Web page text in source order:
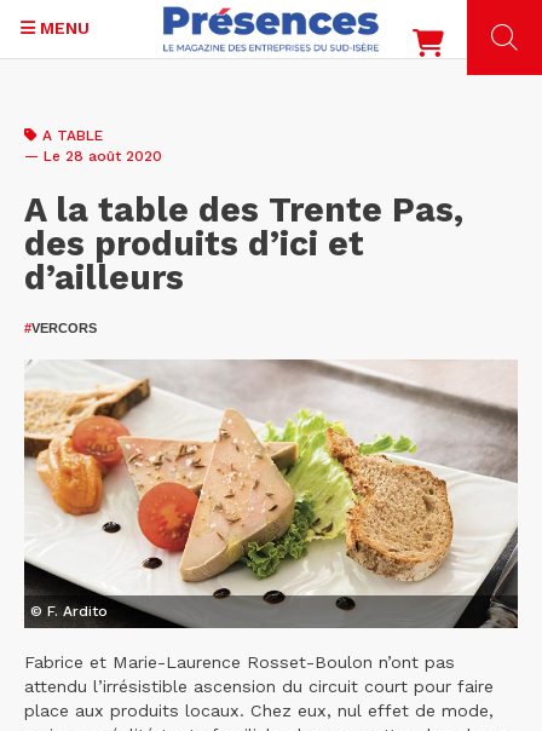
contenu
MENU
A TABLE
— Le 28 août 2020
A la table des Trente Pas,
des produits d’ici et
d’ailleurs
#VERCORS
© F. Ardito
Fabrice et Marie-Laurence Rosset-Boulon n’ont pas
attendu l’irrésistible ascension du circuit court pour faire
place aux produits locaux. Chez eux, nul effet de mode,